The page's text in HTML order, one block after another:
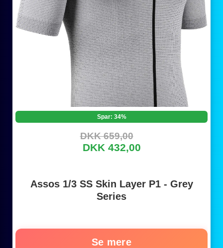
Spar: 34%
DKK 659,00
DKK 432,00
Assos 1/3 SS Skin Layer P1 - Grey
Series
Se mere